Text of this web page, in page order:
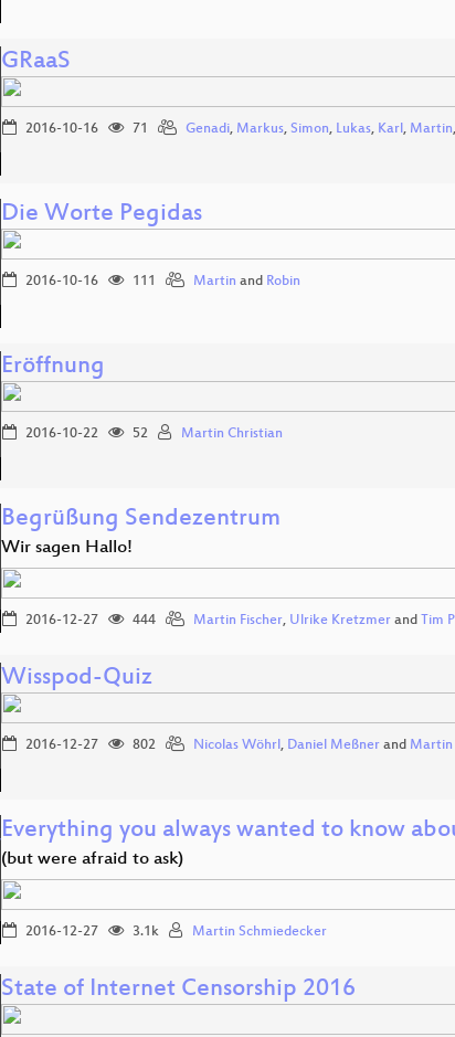
GRaaS
2016-10-16 71 Genadi, Markus, Simon, Lukas, Karl, Martin,
Die Worte Pegidas
2016-10-16 111 Martin and Robin
Eröffnung
2016-10-22 52 Martin Christian
Begrüßung Sendezentrum
Wir sagen Hallo!
2016-12-27 444 Martin Fischer, Ulrike Kretzmer and Tim
Wisspod-Quiz
2016-12-27 802 Nicolas Wöhrl, Daniel Meßner and Martin
Everything you always wanted to know
(but were afraid to ask)
2016-12-27 3.1k Martin Schmiedecker
State of Internet Censorship 2016